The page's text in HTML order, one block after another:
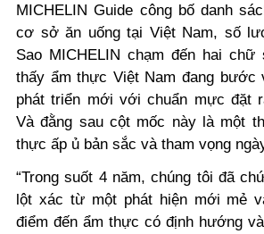
MICHELIN Guide công bố danh
cơ sở ăn uống tại Việt Nam, số
Sao MICHELIN chạm đến hai
thấy ẩm thực Việt Nam đang bước
phát triển mới với chuẩn mực đặt
Và đằng sau cột mốc này là một
thực ấp ủ bản sắc và tham vọng
“Trong suốt 4 năm, chúng tôi đã
lột xác từ một phát hiện mới mẻ
điểm đến ẩm thực có định hướng